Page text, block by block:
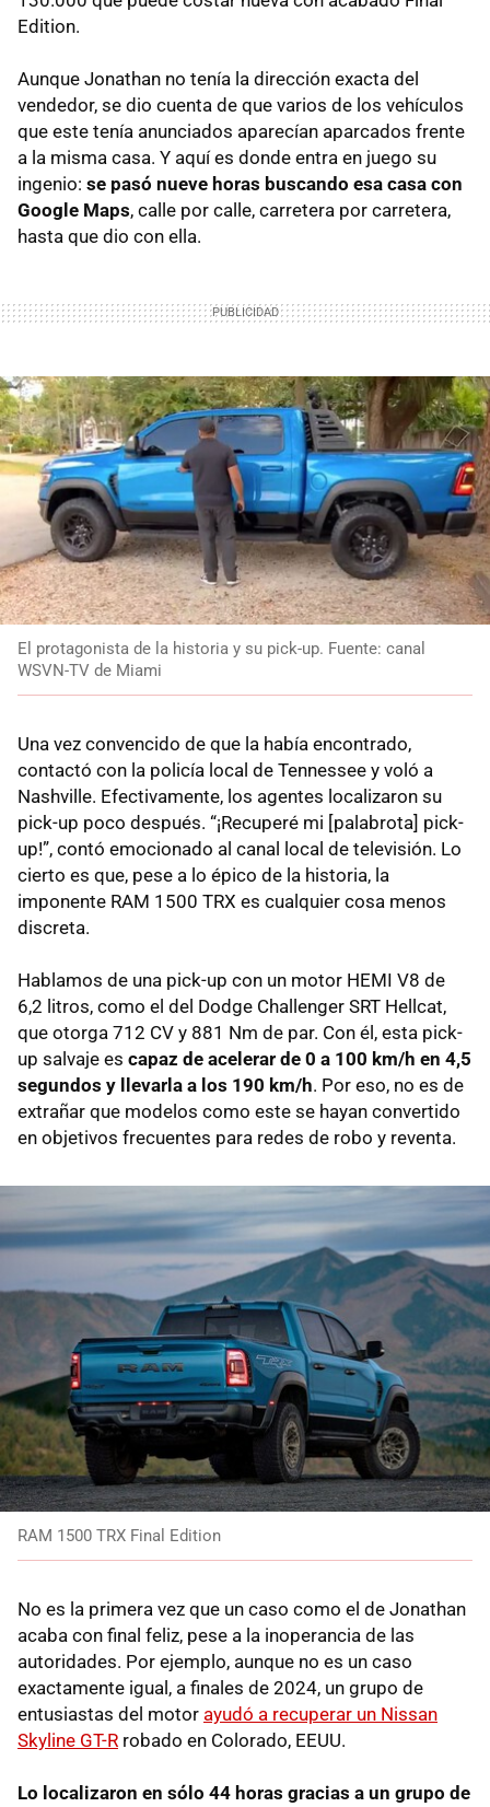
Edition.
Aunque Jonathan no tenía la dirección exacta del
vendedor, se dio cuenta de que varios de los vehículos
que este tenía anunciados aparecían aparcados frente
a la misma casa. Y aquí es donde entra en juego su
ingenio: se pasó nueve horas buscando esa casa con
Google Maps, calle por calle, carretera por carretera,
hasta que dio con ella.
El protagonista de la historia y su pick-up. Fuente: canal
WSVN-TV de Miami
Una vez convencido de que la había encontrado,
contactó con la policía local de Tennessee y voló a
Nashville. Efectivamente, los agentes localizaron su
pick-up poco después. “¡Recuperé mi [palabrota] pick-
up!”, contó emocionado al canal local de televisión. Lo
cierto es que, pese a lo épico de la historia, la
imponente RAM 1500 TRX es cualquier cosa menos
discreta.
Hablamos de una pick-up con un motor HEMI V8 de
6,2 litros, como el del Dodge Challenger SRT Hellcat,
que otorga 712 CV y 881 Nm de par. Con él, esta pick-
up salvaje es capaz de acelerar de 0 a 100 km/h en 4,5
segundos y llevarla a los 190 km/h. Por eso, no es de
extrañar que modelos como este se hayan convertido
en objetivos frecuentes para redes de robo y reventa.
RAM 1500 TRX Final Edition
No es la primera vez que un caso como el de Jonathan
acaba con final feliz, pese a la inoperancia de las
autoridades. Por ejemplo, aunque no es un caso
exactamente igual, a finales de 2024, un grupo de
entusiastas del motor ayudó a recuperar un Nissan
Skyline GT-R robado en Colorado, EEUU.
Lo localizaron en sólo 44 horas gracias a un grupo de